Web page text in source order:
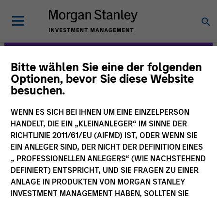
Bitte wählen Sie eine der folgenden
Optionen, bevor Sie diese Website
besuchen.
WENN ES SICH BEI IHNEN UM EINE EINZELPERSON
HANDELT, DIE EIN „KLEINANLEGER“ IM SINNE DER
RICHTLINIE 2011/61/EU (AIFMD) IST, ODER WENN SIE
EIN ANLEGER SIND, DER NICHT DER DEFINITION EINES
„ PROFESSIONELLEN ANLEGERS“ (WIE NACHSTEHEND
DEFINIERT) ENTSPRICHT, UND SIE FRAGEN ZU EINER
ANLAGE IN PRODUKTEN VON MORGAN STANLEY
INVESTMENT MANAGEMENT HABEN, SOLLTEN SIE
Morgan Stanley
Expansion Capital
Strategies